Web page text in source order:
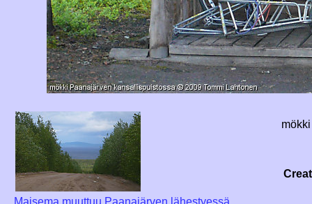
Maisema muuttuu Paanajärven lähestyessä